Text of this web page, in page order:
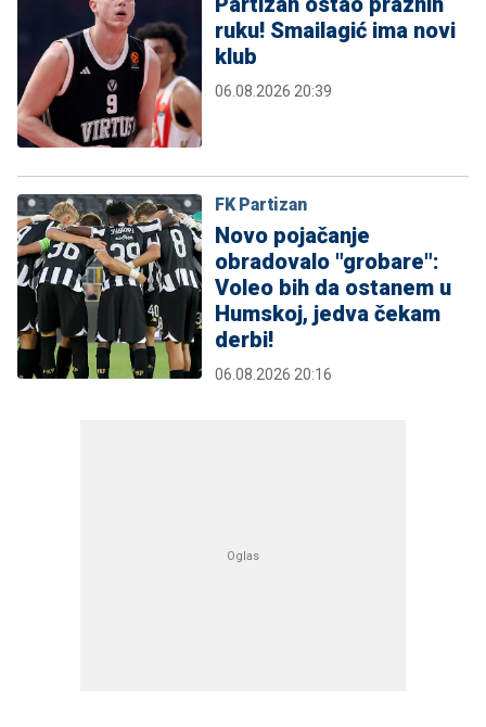
ruku! Smailagić ima novi
klub
06.08.2026 20:39
FK Partizan
Novo pojačanje
obradovalo "grobare":
Voleo bih da ostanem u
Humskoj, jedva čekam
derbi!
06.08.2026 20:16